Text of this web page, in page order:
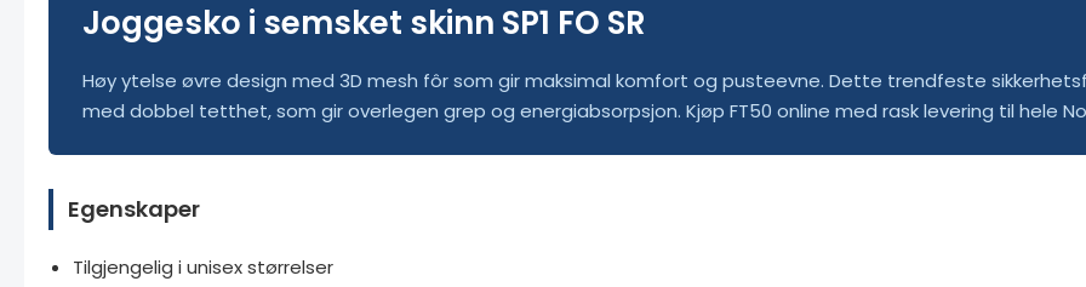
Joggesko i semsket skinn SP1 FO SR
Høy ytelse øvre design med 3D mesh fôr som gir maksimal komfort og pusteevne. Dette trendfeste
med dobbel tetthet, som gir overlegen grep og energiabsorpsjon. Kjøp FT50 online med rask levering til hele
Egenskaper
Tilgjengelig i unisex størrelser